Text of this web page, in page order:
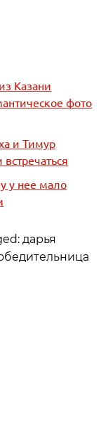
Казани
фото
и Тимур
у нее мало
дарья